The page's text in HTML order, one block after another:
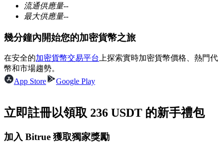
多種以USDC結算的永續合約
流通供應量--
最大供應量--
幾分鐘內開始您的加密貨幣之旅
在安全的加密貨幣交易平台 上探索實時加密貨幣價格、熱門代
幣和市場趨勢。
App Store
Google Play
立即註冊以領取 236 USDT 的新手禮包
加入 Bitrue 獲取獨家獎勵